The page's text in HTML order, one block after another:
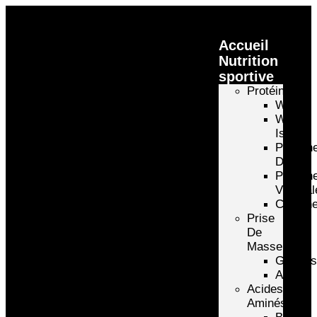
Accueil
Nutrition
sportive
Protéines
Whey
Whey
Isolate
D’oeuf
Prise
De
Masse
Gainers
Autre
Acides
Aminés